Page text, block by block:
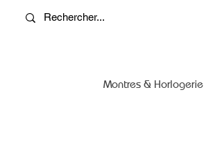
Montres & Horlogerie